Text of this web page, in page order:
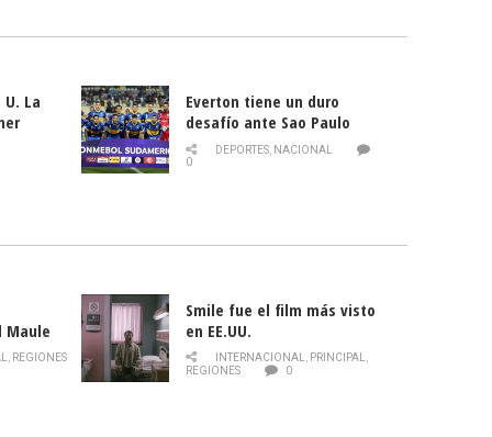
La
Everton tiene un duro
desafío ante Sao Paulo
DEPORTES, NACIONAL
0
Maule
de la
, REGIONES
Smile fue el film más visto
en EE.UU.
INTERNACIONAL, PRINCIPAL,
REGIONES
0